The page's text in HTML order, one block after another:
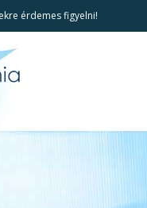
érdemes figyelni!